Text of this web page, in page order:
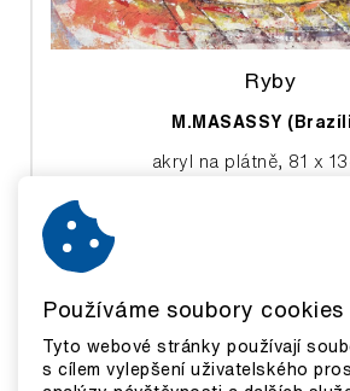
Ryby
M.MASASSY
akryl na plátně, 81 x
Používáme soubory cookies
Tyto webové stránky používají
s cílem vylepšení uživatelského